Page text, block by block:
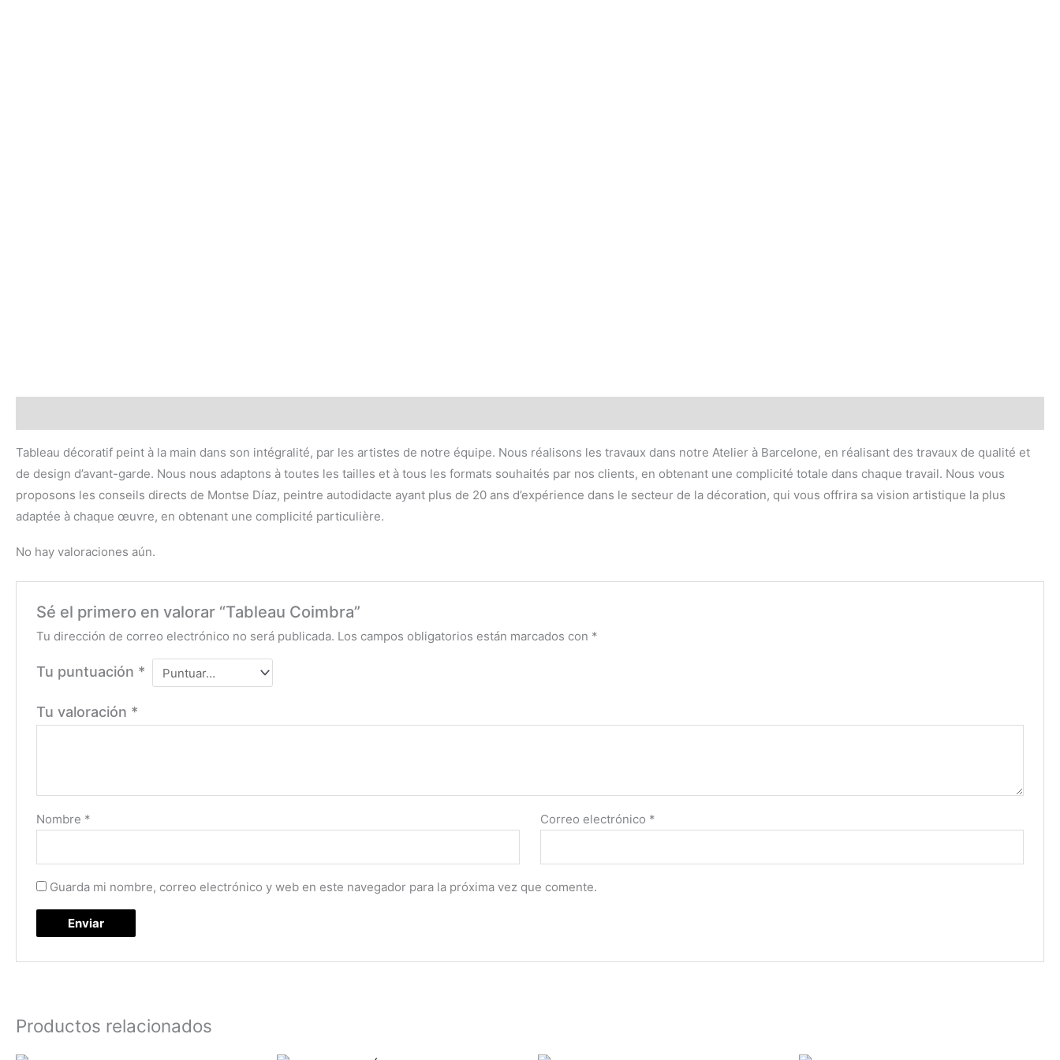
Tableau décoratif peint à la main dans son intégralité, par les artistes de notre équipe. Nous réalisons les travaux dans notre Atelier à Barcelone, en réalisant des travaux de qualité et
de design d’avant-garde. Nous nous adaptons à toutes les tailles et à tous les formats souhaités par nos clients, en obtenant une complicité totale dans chaque travail. Nous vous
proposons les conseils directs de Montse Díaz, peintre autodidacte ayant plus de 20 ans d’expérience dans le secteur de la décoration, qui vous offrira sa vision artistique la plus
adaptée à chaque œuvre, en obtenant une complicité particulière.
No hay valoraciones aún.
Sé el primero en valorar “Tableau Coimbra”
Tu dirección de correo electrónico no será publicada. Los campos obligatorios están marcados con *
Tu puntuación *
Tu valoración *
Nombre * Correo electrónico *
Guarda mi nombre, correo electrónico y web en este navegador para la próxima vez que comente.
Productos relacionados